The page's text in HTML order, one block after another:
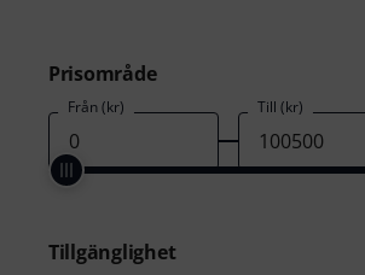
Prisområde
Från (kr) Till (kr)
Tillgänglighet